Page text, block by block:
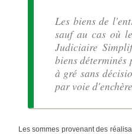
Les biens de
sauf au cas où
Judiciaire
biens déterminés
à gré sans
par voie
Les sommes provenant des